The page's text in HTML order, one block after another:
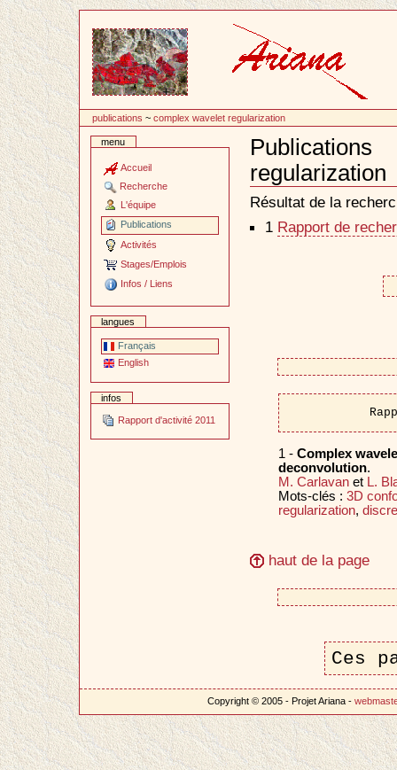
contenu
publications ~complex wavelet regularization
menu
Accueil
Recherche
L'équipe
Publications
Activités
Stages/Emplois
Infos / Liens
langues
Français
English
infos
Rapport d'activité 2011
regularization
Document
Actions
Résultat de la
1 Rapport de
1 - Complex
deconvolution.
M. Carlavanet L.
Mots-clés : 3D
regularization,
haut de la page
Ces
Copyright © 2005 - Projet Ariana -